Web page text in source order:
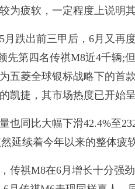
为疲软，一定程度上说明
出前三甲后，6月又再度
先第四名传祺M8近4千辆;
五菱全球银标战略下的首
凯捷，其市场热度已开始
同比大幅下滑42.4%至
延续着今年以来的整体疲
祺M8在6月增长十分强劲